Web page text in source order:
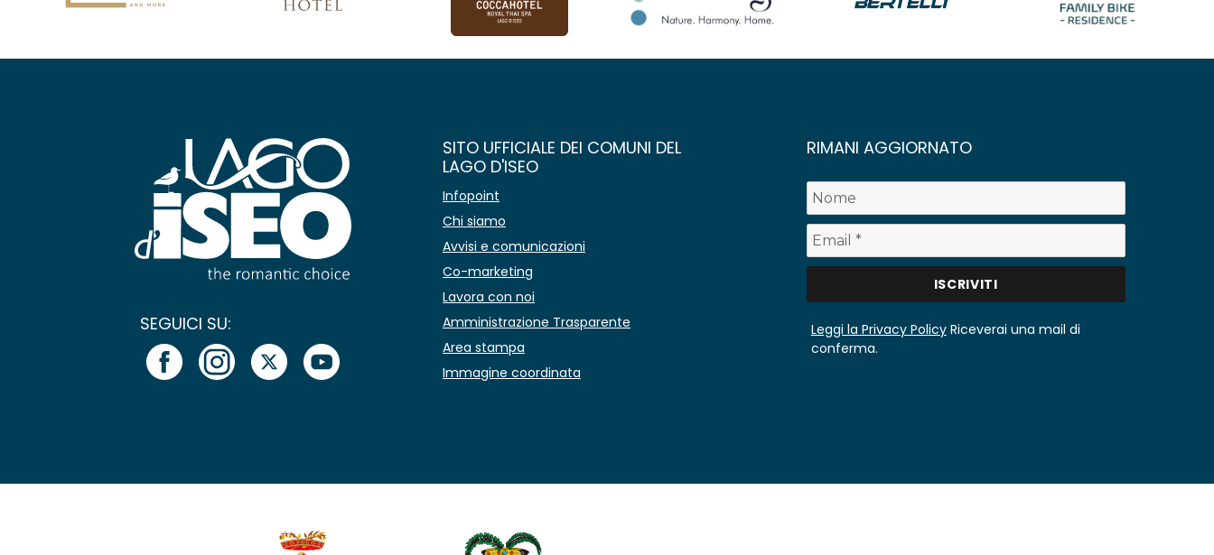
SEGUICI SU:
SITO UFFICIALE DEI COMUNI DEL
LAGO D'ISEO
Infopoint
Chi siamo
Avvisi e comunicazioni
Co-marketing
Lavora con noi
Amministrazione Trasparente
Area stampa
Immagine coordinata
RIMANI AGGIORNATO
Leggi la Privacy PolicyRiceverai una mail di
conferma.